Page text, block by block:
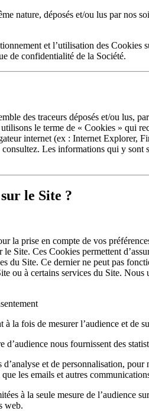
nature, déposés et/ou lus par
et l’utilisation des Cookies
de confidentialité de la Société.
des traceurs déposés et/ou
le terme de « Cookies » qui
internet (ex : Internet
Les informations qui y sont
le Site ?
la prise en compte de vos
Site. Ces Cookies permettent
du Site. Ce dernier ne peut pas
ou à certains services du Site.
la fois de mesurer l’audience et de
d’audience nous fournissent des
et de personnalisation,
les emails et autres
à la seule mesure de
web.